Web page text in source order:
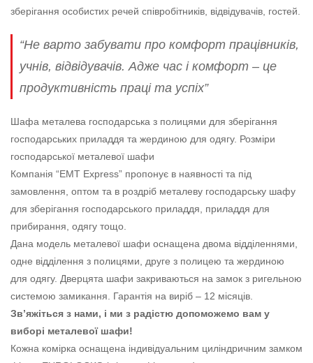
зберігання особистих речей співробітників, відвідувачів, гостей.
“Не варто забувати про комфорт працівників,
учнів, відвідувачів. Адже час і комфорт – це
продуктивність праці та успіх”
Шафа металева господарська з полицями для зберігання
господарських приладдя та жердиною для одягу. Розміри
господарської металевої шафи
Компанія “EMT Express” пропонує в наявності та під
замовлення, оптом та в роздріб металеву господарську шафу
для зберігання господарського приладдя, приладдя для
прибирання, одягу тощо.
Дана модель металевої шафи оснащена двома відділеннями,
одне відділення з полицями, друге з полицею та жердиною
для одягу. Дверцята шафи закриваються на замок з ригельною
системою замикання. Гарантія на виріб – 12 місяців.
Зв’яжіться з нами, і ми з радістю допоможемо вам у
виборі металевої шафи!
Кожна комірка оснащена індивідуальним циліндричним замком